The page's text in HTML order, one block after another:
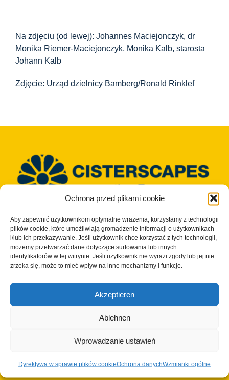
Ochrona przed plikami cookie
Aby zapewnić użytkownikom optymalne wrażenia, korzystamy z technologii
plików cookie, które umożliwiają gromadzenie informacji o użytkownikach
i/lub ich przekazywanie. Jeśli użytkownik chce korzystać z tych technologii,
możemy przetwarzać dane dotyczące surfowania lub innych
identyfikatorów w tej witrynie. Jeśli użytkownik nie wyrazi zgody lub jej nie
zrzeka się, może to mieć wpływ na inne mechanizmy i funkcje.
Akzeptieren
Ablehnen
Wprowadzanie ustawień
Dyrektywa w sprawie plików cookieOchrona danychWzmianki ogólne
Polski
Na zdjęciu (od lewej): Johannes Maciejonczyk, dr
Monika Riemer-Maciejonczyk, Monika Kalb, starosta
Johann Kalb
Zdjęcie: Urząd dzielnicy Bamberg/Ronald Rinklef
© Copyright 2023 - 2026 | Cisterscapes
Wszelkie prawa zastrzeżone
i wszystkie informacje bez gwarancji.
European Heritage Label/Cisterscapes